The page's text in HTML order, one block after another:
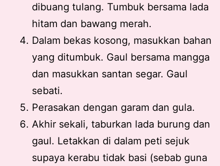
dibuang tulang. Tumbuk bersama lada
hitam dan bawang merah.
Dalam bekas kosong, masukkan bahan
yang ditumbuk. Gaul bersama mangga
dan masukkan santan segar. Gaul
sebati.
Perasakan dengan garam dan gula.
Akhir sekali, taburkan lada burung dan
gaul. Letakkan di dalam peti sejuk
supaya kerabu tidak basi (sebab guna